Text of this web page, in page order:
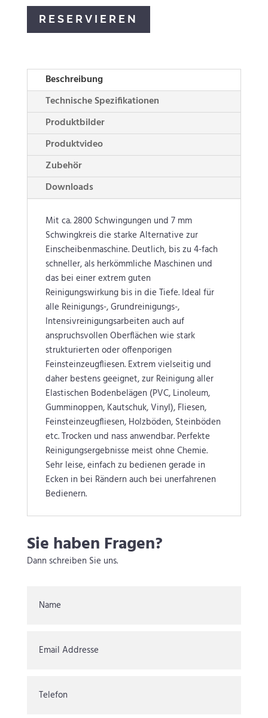
RESERVIEREN
Beschreibung
Technische Spezifikationen
Produktbilder
Produktvideo
Zubehör
Downloads
Mit ca. 2800 Schwingungen und 7 mm
Schwingkreis die starke Alternative zur
Einscheibenmaschine. Deutlich, bis zu 4-fach
schneller, als herkömmliche Maschinen und
das bei einer extrem guten
Reinigungswirkung bis in die Tiefe. Ideal für
alle Reinigungs-, Grundreinigungs-,
Intensivreinigungsarbeiten auch auf
anspruchsvollen Oberflächen wie stark
strukturierten oder offenporigen
Feinsteinzeugfliesen. Extrem vielseitig und
daher bestens geeignet, zur Reinigung aller
Elastischen Bodenbelägen (PVC, Linoleum,
Gumminoppen, Kautschuk, Vinyl), Fliesen,
Feinsteinzeugfliesen, Holzböden, Steinböden
etc. Trocken und nass anwendbar. Perfekte
Reinigungsergebnisse meist ohne Chemie.
Sehr leise, einfach zu bedienen gerade in
Ecken in bei Rändern auch bei unerfahrenen
Bedienern.
Sie haben Fragen?
Dann schreiben Sie uns.